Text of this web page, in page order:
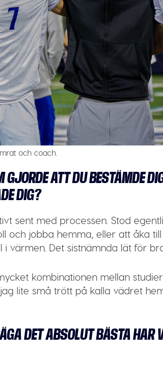
och coach.
GJORDE ATT DU BESTÄMDE
DIG?
sent med processen. Stod
och jobba hemma, eller att åka
i värmen. Det sistnämnda lät för
kombinationen mellan
lite små trött på kalla vädret
DET ABSOLUT BÄSTA HAR